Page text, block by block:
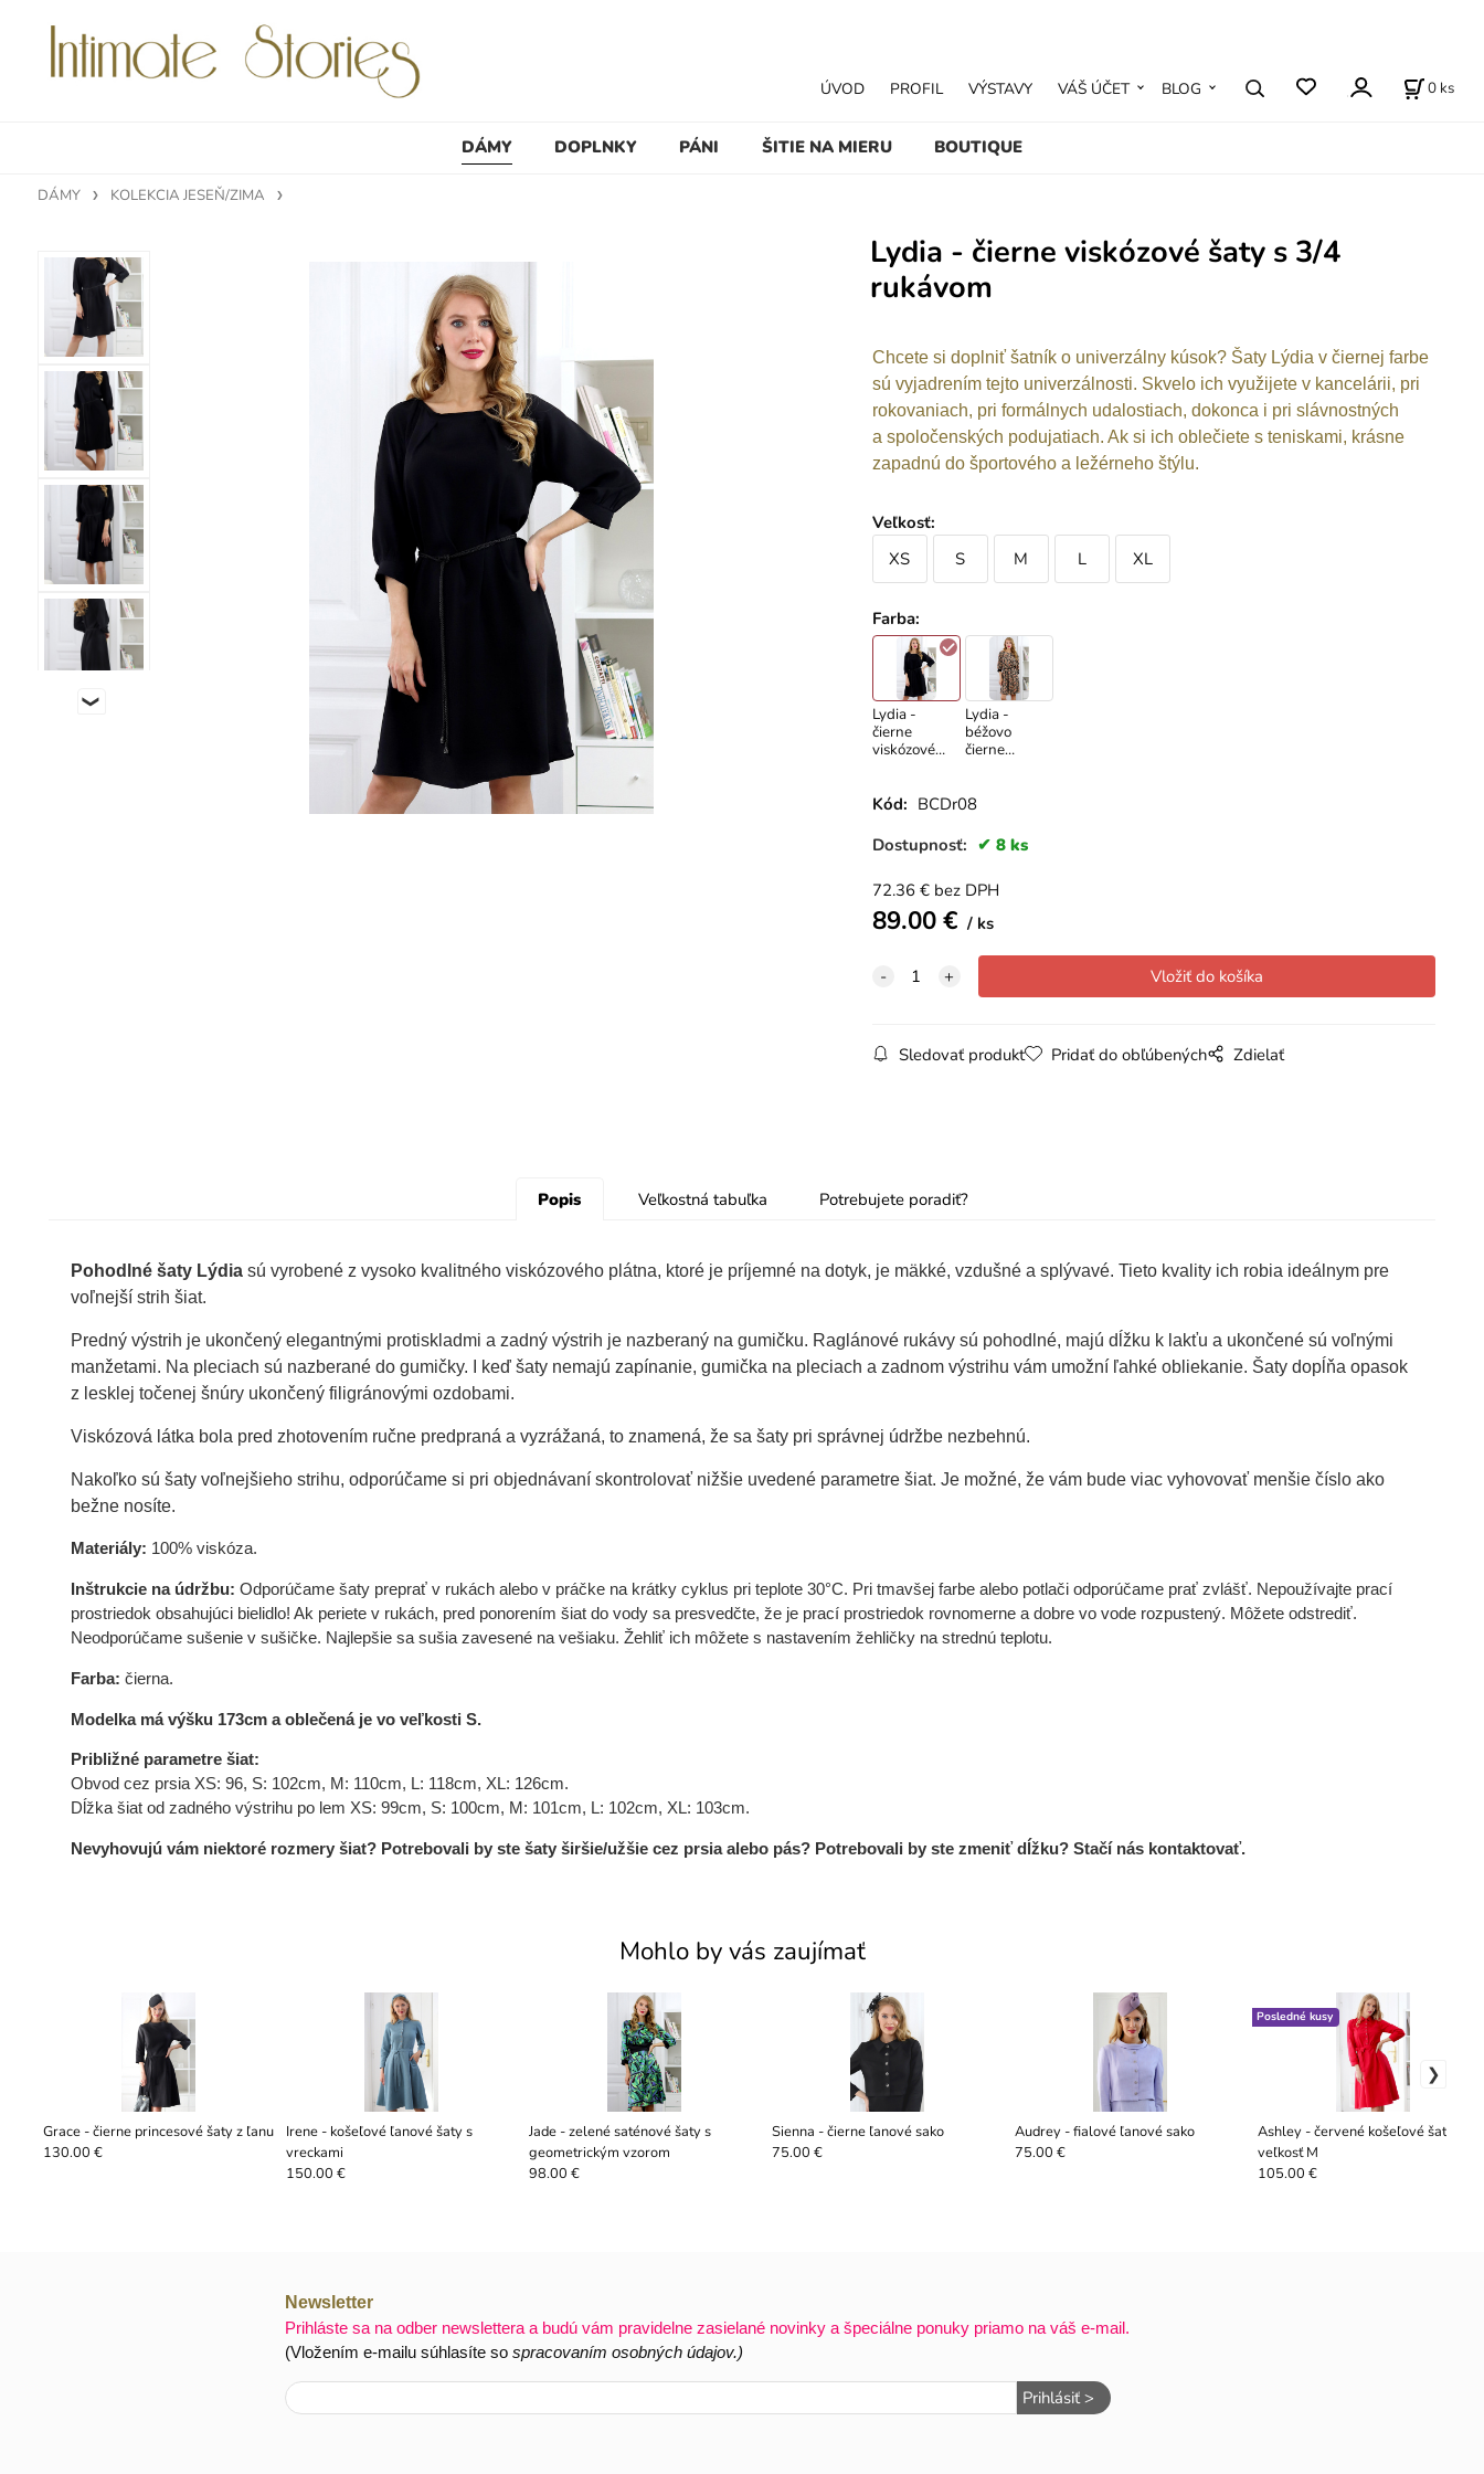
DÁMY DOPLNKY PÁNI ŠITIE NA MIERU BOUTIQUE
ÚVOD PROFIL VÝSTAVY VÁŠ ÚČET BLOG 0 ks
DÁMY KOLEKCIA JESEŇ/ZIMA
Lydia - čierne viskózové šaty s 3/4
rukávom
Chcete si doplniť šatník o univerzálny kúsok? Šaty Lýdia v čiernej farbe
sú vyjadrením tejto univerzálnosti. Skvelo ich využijete v kancelárii, pri
rokovaniach, pri formálnych udalostiach, dokonca i pri slávnostných
a spoločenských podujatiach. Ak si ich oblečiete s teniskami, krásne
zapadnú do športového a ležérneho štýlu.
Veľkosť:
XS
S M L XL
Farba:
Lydia -
čierne
viskózové
Lydia -
béžovo
čierne
Kód: BCDr08
Dostupnosť:
8 ks
72.36€ bez DPH
89.00€ ks
Sledovať produkt Pridať do obľúbených Zdielať
Popis Veľkostná tabuľka Potrebujete poradiť?
Pohodlné šaty Lýdiasú vyrobené z vysoko kvalitného viskózového plátna, ktoré je príjemné na dotyk, je mäkké, vzdušné a splývavé. Tieto kvality ich robia ideálnym pre
voľnejší strih šiat.
Predný výstrih je ukončený elegantnými protiskladmi a zadný výstrih je nazberaný na gumičku. Raglánové rukávy sú pohodlné, majú dĺžku k lakťu a ukončené sú voľnými
manžetami. Na pleciach sú nazberané do gumičky. I keď šaty nemajú zapínanie, gumička na pleciach a zadnom výstrihu vám umožní ľahké obliekanie. Šaty dopĺňa opasok
z lesklej točenej šnúry ukončený filigránovými ozdobami.
Viskózová látka bola pred zhotovením ručne predpraná a vyzrážaná, to znamená, že sa šaty pri správnej údržbe nezbehnú.
Nakoľko sú šaty voľnejšieho strihu, odporúčame si pri objednávaní skontrolovať nižšie uvedené parametre šiat. Je možné, že vám bude viac vyhovovať menšie číslo ako
bežne nosíte.
Materiály: 100% viskóza.
Inštrukcie na údržbu: Odporúčame šaty preprať v rukách alebo v práčke na krátky cyklus pri teplote 30°C. Pri tmavšej farbe alebo potlači odporúčame prať zvlášť. Nepoužívajte prací
prostriedok obsahujúci bielidlo! Ak periete v rukách, pred ponorením šiat do vody sa presvedčte, že je prací prostriedok rovnomerne a dobre vo vode rozpustený. Môžete odstrediť.
Neodporúčame sušenie v sušičke. Najlepšie sa sušia zavesené na vešiaku. Žehliť ich môžete s nastavením žehličky na strednú teplotu.
Farba: čierna.
Modelka má výšku 173cm a oblečená je vo veľkosti S.
Približné parametre šiat:
Obvod cez prsia XS: 96, S: 102cm, M: 110cm, L: 118cm, XL: 126cm.
Dĺžka šiat od zadného výstrihu po lem XS: 99cm, S: 100cm, M: 101cm, L: 102cm, XL: 103cm.
Nevyhovujú vám niektoré rozmery šiat? Potrebovali by ste šaty širšie/užšie cez prsia alebo pás? Potrebovali by ste zmeniť dĺžku? Stačí nás kontaktovať.
Mohlo by vás zaujímať
Grace - čierne princesové šaty z ľanu
130.00 €
Irene - košeľové ľanové šaty s
vreckami
150.00 €
Jade - zelené saténové šaty s
geometrickým vzorom
98.00 €
Sienna - čierne ľanové sako
75.00 €
Audrey - fialové ľanové sako
75.00 €
Ashley - červené košeľové šaty,
veľkosť M
Posledné kusy
105.00 €
Newsletter
Prihláste sa na odber newslettera a budú vám pravidelne zasielané novinky a špeciálne ponuky priamo na váš e-mail.
(Vložením e-mailu súhlasíte so spracovaním osobných údajov.)
Prihlásiť >